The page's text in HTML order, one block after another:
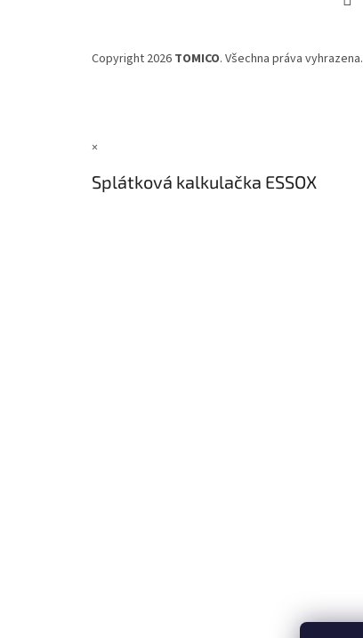
Copyright 2026 TOMICO. Všechna práva vyhrazena.
×
Splátková kalkulačka ESSOX